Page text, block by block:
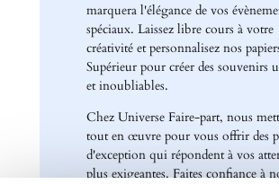
marquera l'élégance de vos
spéciaux. Laissez libre cours à votre
créativité et personnalisez nos
Supérieur pour créer des souvenirs
et inoubliables.
Chez Universe Faire-part, nous
tout en œuvre pour vous offrir des
d'exception qui répondent à vos
plus exigeantes. Faites confiance à